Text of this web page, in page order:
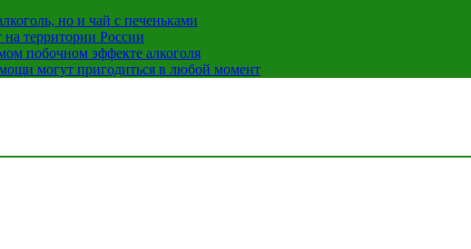
но и чай с печеньками
на территории России
побочном эффекте алкоголя
могут пригодиться в любой момент